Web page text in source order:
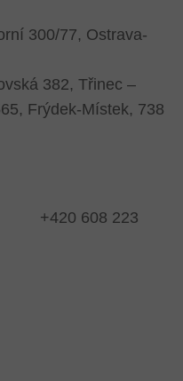
300/77, Ostrava-
382, Třinec –
Frýdek-Místek, 738
608 223